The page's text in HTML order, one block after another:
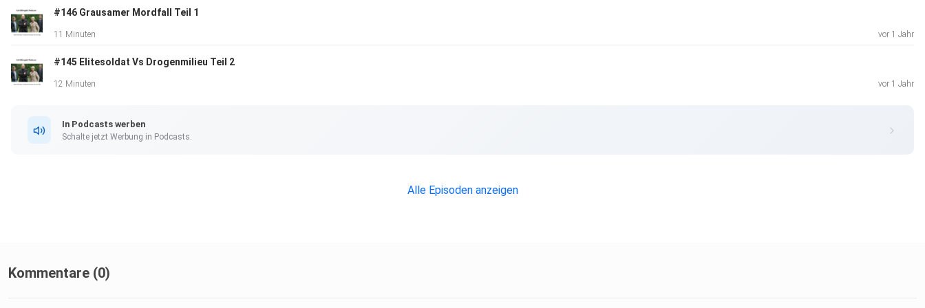
#146 Grausamer Mordfall Teil 1
11 Minuten vor 1 Jahr
#145 Elitesoldat Vs Drogenmilieu Teil 2
12 Minuten vor 1 Jahr
In Podcasts werben
Schalte jetzt Werbung in Podcasts.
Alle Episoden anzeigen
Kommentare (0)